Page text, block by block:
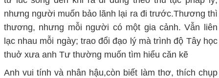
nhưng người muốn bảo lãnh lại ra đi trước.Thương thì
thương, nhưng mỗi người có một gia cảnh. Vẫn liên
lạc nhau mỗi ngày; trao đổi đạo lý mà trình độ Tây học
thuở xưa anh Tư thường muốn tìm hiểu căn kẽ
Anh vui tính và nhân hậu,còn biết làm thơ, thích chụp